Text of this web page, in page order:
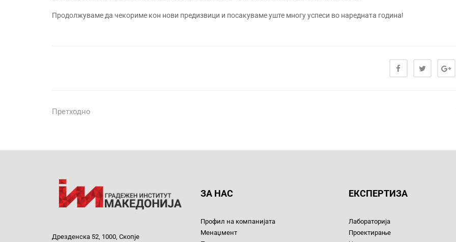
Продолжуваме да чекориме кон нови предизвици и посакуваме уште многу успеси во наредната година!
Претходно
Дрезденска 52, 1000, Скопје
ЗА НАС
Профил на компанијата
Менаџмент
ЕКСПЕРТИЗА
Лабораторија
Проектирање